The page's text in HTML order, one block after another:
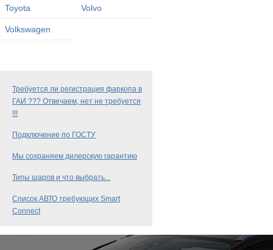
Toyota Volvo
Volkswagen
Требуется ли регистрация фаркопа в
ГАИ ??? Отвечаем, нет не требуется
!!!
Подключение по ГОСТУ
Мы сохраняем дилерскую гарантию
Типы шаров и что выбрать...
Список АВТО требующих Smart
Connect